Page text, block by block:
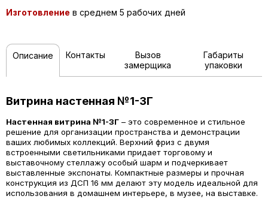
Изготовление в среднем 5 рабочих дней
Описание Контакты
Вызов
замерщика
Габариты
упаковки
Витрина настенная №1-3Г
Настенная витрина №1-3Г – это современное и стильное
решение для организации пространства и демонстрации
ваших любимых коллекций. Верхний фриз с двумя
встроенными светильниками придает торговому и
выставочному стеллажу особый шарм и подчеркивает
выставленные экспонаты. Компактные размеры и прочная
конструкция из ДСП 16 мм делают эту модель идеальной для
использования в домашнем интерьере, в музее, на выставке.